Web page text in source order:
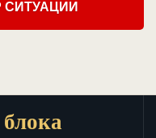
СИТУАЦИИ